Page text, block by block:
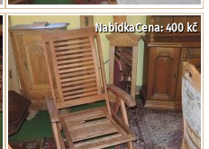
NabídkaCena: 400 kč